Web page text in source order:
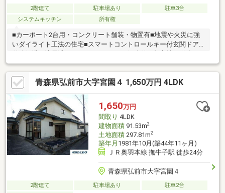
2階建て 駐車場あり
駐車3台
システムキッチン
所有権
■カーポート2台用・コンクリート舗装・物置有■地震や火災に強
いダイライト工法の住宅■スマートコントロールキー付玄関ドア■
4・1号和徳堀越線■現況道路境界から約1mの部分が都市計画道路
の区域内になります。（実施時期未定）■居住誘導区域内■令和6
年度固定資産税・都市計画税額：88，100円■新価格：2，500万円
（価格改定日2025年12月25日）■旧価格：2，530万円（旧価格公
表日2025年7月29日）
青森県弘前市大字宮園４ 1,650万円 4LDK
1,650万円
間取り 4LDK
建物面積91.53m2
土地面積297.81m2
築年月 1981年10月(築44年11ヶ月)
ＪＲ奥羽本線 撫牛子駅 徒歩24分
青森県弘前市大字宮園４
2階建て 駐車場あり
駐車2台